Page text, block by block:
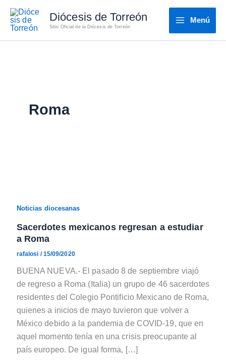
contenido
Diócesis de Torreón
Sitio Oficial de la Diócesis de Torreón
Menú
Roma
Noticias diocesanas
Sacerdotes mexicanos regresan a estudiar
a Roma
rafalosi /15/09/2020
BUENA NUEVA.- El pasado 8 de septiembre viajó
de regreso a Roma (Italia) un grupo de 46 sacerdotes
residentes del Colegio Pontificio Mexicano de Roma,
quienes a inicios de mayo tuvieron que volver a
México debido a la pandemia de COVID-19, que en
aquel momento tenía en una crisis preocupante al
país europeo. De igual forma, […]